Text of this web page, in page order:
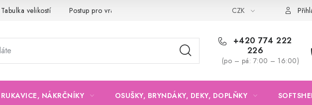
Tabulka velikostí Postup pro vrácení a výměnu Obchodní podmínky
CZK
+420 774 222
226
(po – pá: 7:00 – 16:00)
NÁKRČNÍKY OSUŠKY, BRYNDÁKY, DEKY, DOPLŇKY